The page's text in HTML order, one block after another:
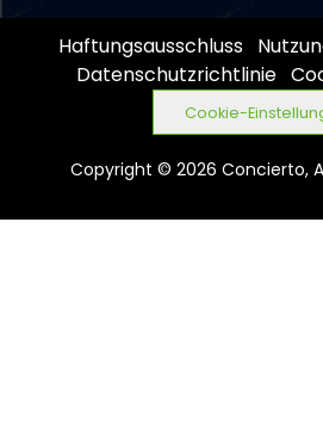
Haftungsausschluss
Datenschutzrichtlinie
Cookie-
Copyright © 2026 Concierto,